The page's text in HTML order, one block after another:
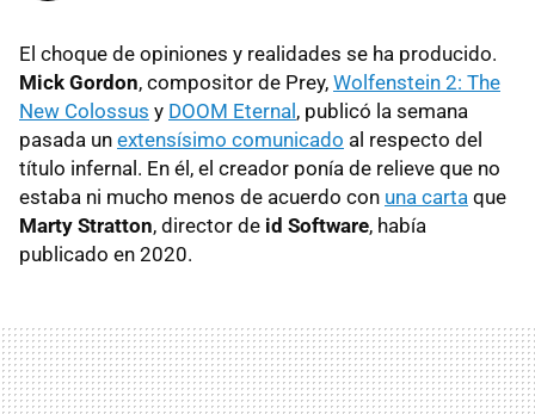
El choque de opiniones y realidades se ha producido.
Mick Gordon, compositor de Prey, Wolfenstein 2: The
New Colossus y DOOM Eternal, publicó la semana
pasada un extensísimo comunicado al respecto del
título infernal. En él, el creador ponía de relieve que no
estaba ni mucho menos de acuerdo con una carta que
Marty Stratton, director de id Software, había
publicado en 2020.